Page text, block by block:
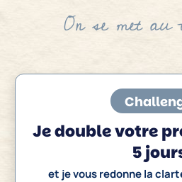
On se met
Je double votre
5
et je vous redonne la